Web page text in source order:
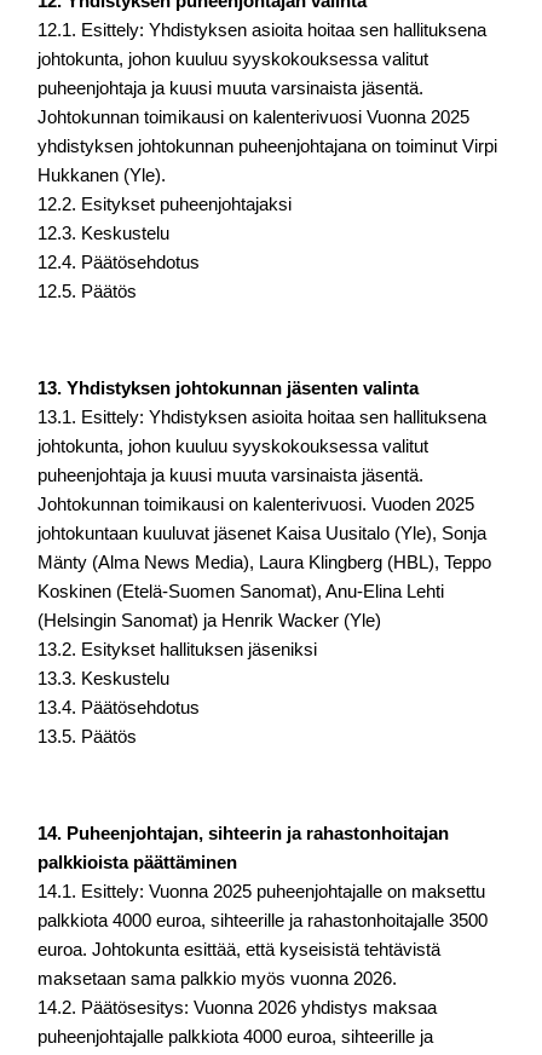
12.1. Esittely: Yhdistyksen asioita hoitaa sen hallituksena
johtokunta, johon kuuluu syyskokouksessa valitut
puheenjohtaja ja kuusi muuta varsinaista jäsentä.
Johtokunnan toimikausi on kalenterivuosi Vuonna 2025
yhdistyksen johtokunnan puheenjohtajana on toiminut Virpi
Hukkanen (Yle).
12.2. Esitykset puheenjohtajaksi
12.3. Keskustelu
12.4. Päätösehdotus
12.5. Päätös
13. Yhdistyksen johtokunnan jäsenten valinta
13.1. Esittely: Yhdistyksen asioita hoitaa sen hallituksena
johtokunta, johon kuuluu syyskokouksessa valitut
puheenjohtaja ja kuusi muuta varsinaista jäsentä.
Johtokunnan toimikausi on kalenterivuosi. Vuoden 2025
johtokuntaan kuuluvat jäsenet Kaisa Uusitalo (Yle), Sonja
Mänty (Alma News Media), Laura Klingberg (HBL), Teppo
Koskinen (Etelä-Suomen Sanomat), Anu-Elina Lehti
(Helsingin Sanomat) ja Henrik Wacker (Yle)
13.2. Esitykset hallituksen jäseniksi
13.3. Keskustelu
13.4. Päätösehdotus
13.5. Päätös
14. Puheenjohtajan, sihteerin ja rahastonhoitajan
palkkioista päättäminen
14.1. Esittely: Vuonna 2025 puheenjohtajalle on maksettu
palkkiota 4000 euroa, sihteerille ja rahastonhoitajalle 3500
euroa. Johtokunta esittää, että kyseisistä tehtävistä
maksetaan sama palkkio myös vuonna 2026.
14.2. Päätösesitys: Vuonna 2026 yhdistys maksaa
puheenjohtajalle palkkiota 4000 euroa, sihteerille ja